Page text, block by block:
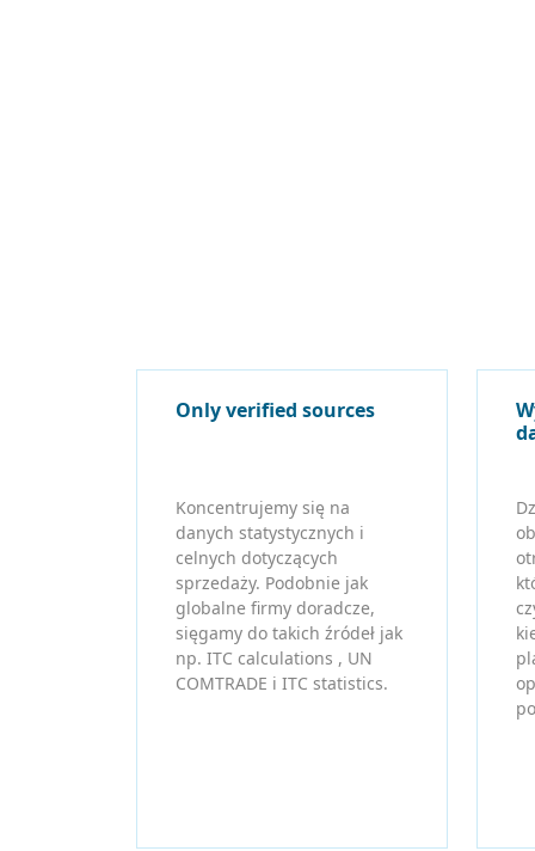
Only verified sources
Koncentrujemy się na
danych statystycznych i
celnych dotyczących
sprzedaży. Podobnie jak
globalne firmy doradcze,
sięgamy do takich źródeł jak
np. ITC calculations , UN
COMTRADE i ITC statistics.